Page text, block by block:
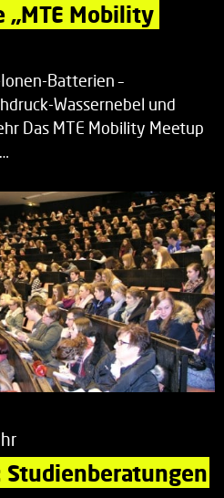
„MTE Mobility
Batterien –
Wassernebel und
Das MTE Mobility Meetup
Studienberatungen